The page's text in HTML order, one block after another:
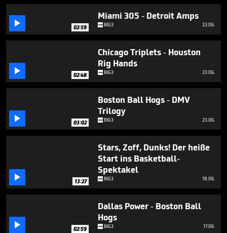
minutes,
seconds
 02:59
Miami 305 - Detroit Amps
BIG3 23.06.
 02:48
Chicago Triplets - Houston
Rig Hands
BIG3 23.06.
 03:02
Boston Ball Hogs - DMV
Trilogy
BIG3 23.06.
 13:27
Stars, Zoff, Dunks! Der heiße
Start ins Basketball-
Spektakel
BIG3 18.06.
 02:59
Dallas Power - Boston Ball
Hogs
BIG3 17.06.